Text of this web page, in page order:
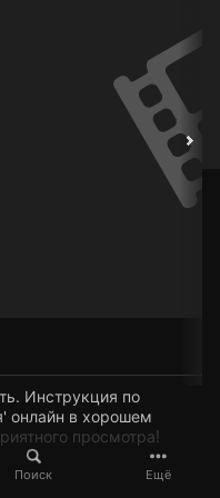
Поиск Ещё
Инструкция по
онлайн в хорошем
просмотра!